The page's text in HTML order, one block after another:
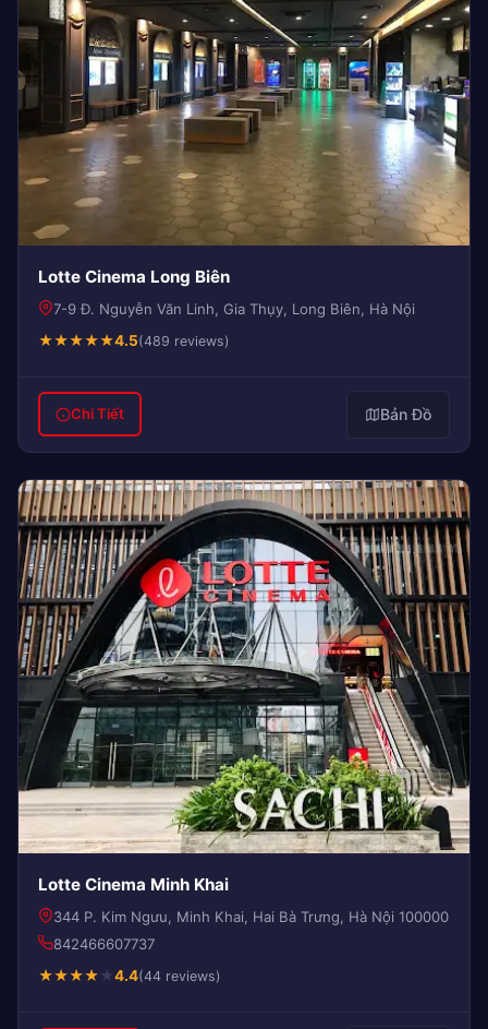
Lotte Cinema Long Biên
7-9 Đ. Nguyễn Văn Linh, Gia Thụy, Long Biên, Hà Nội
★★★★★4.5(489 reviews)
Chi Tiết Bản Đồ
Lotte Cinema Minh Khai
344 P. Kim Ngưu, Minh Khai, Hai Bà Trưng, Hà Nội 100000
842466607737
★★★★★4.4(44 reviews)